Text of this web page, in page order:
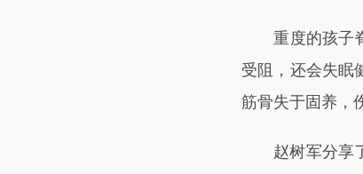
重度的孩子脊
受阻，还会失眠
筋骨失于固养，
赵树军分享了